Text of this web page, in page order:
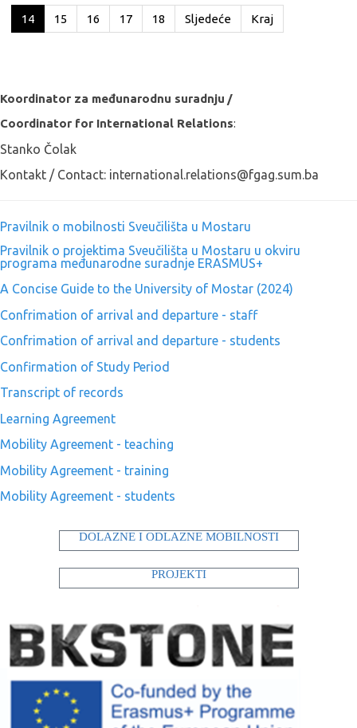
14 15 16 17 18 Sljedeće Kraj
Koordinator za međunarodnu suradnju /
Coordinator for International Relations:
Stanko Čolak
Kontakt / Contact: international.relations@fgag.sum.ba
Pravilnik o mobilnosti Sveučilišta u Mostaru
Pravilnik o projektima Sveučilišta u Mostaru u okviru
programa međunarodne suradnje ERASMUS+
A Concise Guide to the University of Mostar (2024)
Confrimation of arrival and departure - staff
Confrimation of arrival and departure - students
Confirmation of Study Period
Transcript of records
Learning Agreement
Mobility Agreement - teaching
Mobility Agreement - training
Mobility Agreement - students
DOLAZNE I ODLAZNE MOBILNOSTI
PROJEKTI